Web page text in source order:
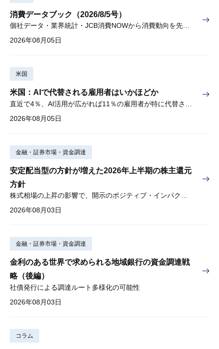
消費データブック（2026/8/5号）
個社データ・業界統計・JCB消費NOWから消費動向を先取り
2026年08月05日
米国
米国：AIで代替される雇用者はいかほどか
2026年08月05日
金融・証券市場・資金調達
安定配当型の方針が増えた2026年上半期の株主還元
方針
株式相場の上昇の影響で、開示のポジティブ・インパクトは低下
2026年08月03日
金融・証券市場・資金調達
金利のある世界で求められる地域銀行の資金調達戦
略（後編）
社債発行による調達ルート多様化の可能性
2026年08月03日
コラム